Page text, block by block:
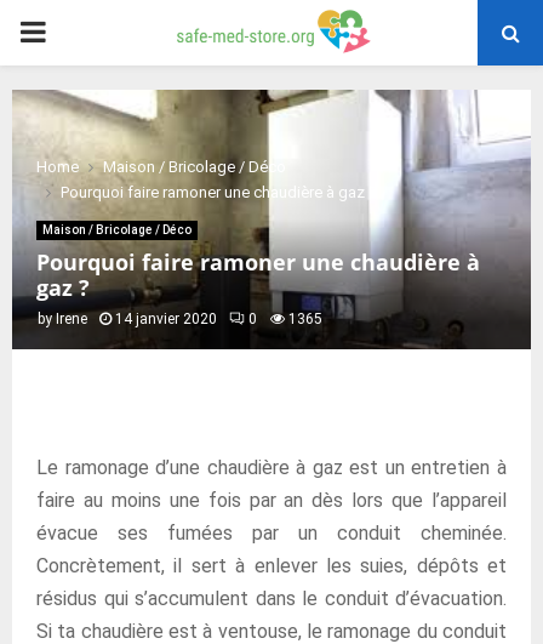
PRIMARY
MENU
Home
Maison / Bricolage / Déco
Pourquoi faire ramoner une chaudière à gaz ?
Maison / Bricolage / Déco
Pourquoi faire ramoner une chaudière à
gaz ?
byIrene 14 janvier 2020 0 1365
Le ramonage d’une chaudière à gaz est un entretien à
faire au moins une fois par an dès lors que l’appareil
évacue ses fumées par un conduit cheminée.
Concrètement, il sert à enlever les suies, dépôts et
résidus qui s’accumulent dans le conduit d’évacuation.
Si ta chaudière est à ventouse, le ramonage du conduit